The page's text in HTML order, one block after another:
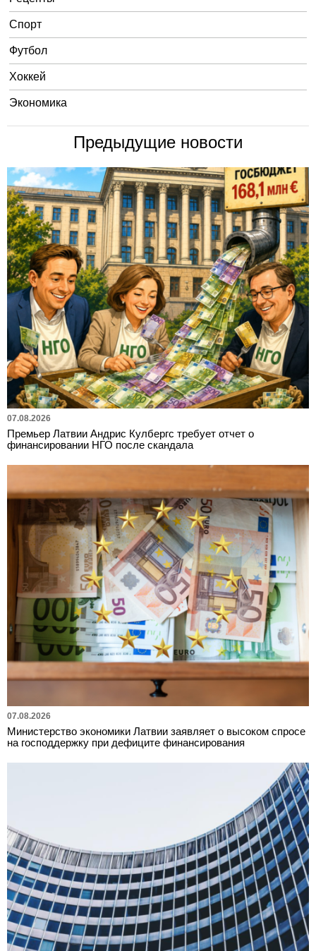
Спорт
Футбол
Хоккей
Экономика
Предыдущие новости
07.08.2026
Премьер Латвии Андрис Кулбергс требует отчет о
финансировании НГО после скандала
07.08.2026
Министерство экономики Латвии заявляет о высоком спросе
на господдержку при дефиците финансирования